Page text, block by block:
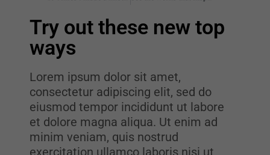
Try out these new top
ways
Lorem ipsum dolor sit amet,
consectetur adipiscing elit, sed do
eiusmod tempor incididunt ut labore
et dolore magna aliqua. Ut enim ad
minim veniam, quis nostrud
exercitation ullamco laboris nisi ut